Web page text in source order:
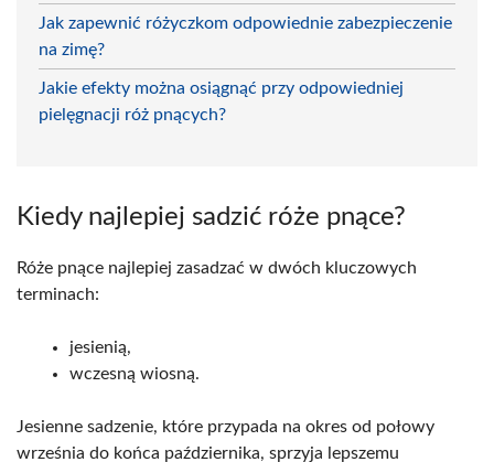
Jak zapewnić różyczkom odpowiednie zabezpieczenie
na zimę?
Jakie efekty można osiągnąć przy odpowiedniej
pielęgnacji róż pnących?
Kiedy najlepiej sadzić róże pnące?
Róże pnące najlepiej zasadzać w dwóch kluczowych
terminach:
jesienią,
wczesną wiosną.
Jesienne sadzenie, które przypada na okres od połowy
września do końca października, sprzyja lepszemu